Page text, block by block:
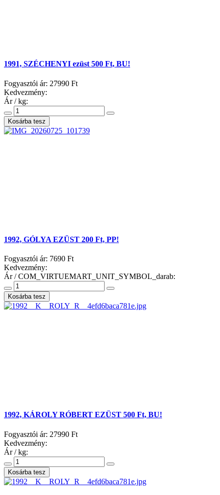
1991, SZÉCHENYI ezüst 500 Ft, BU!
Fogyasztói ár: 27990 Ft
Kedvezmény:
Ár / kg:
1992, GÓLYA EZÜST 200 Ft, PP!
Fogyasztói ár: 7690 Ft
Kedvezmény:
Ár / COM_VIRTUEMART_UNIT_SYMBOL_darab:
1992, KÁROLY RÓBERT EZÜST 500 Ft, BU!
Fogyasztói ár: 27990 Ft
Kedvezmény:
Ár / kg: